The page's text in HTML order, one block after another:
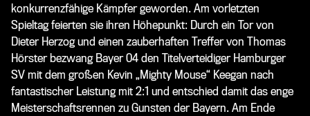
konkurrenzfähige Kämpfer geworden. Am vorletzten
Spieltag feierten sie ihren Höhepunkt: Durch ein Tor von
Dieter Herzog und einen zauberhaften Treffer von Thomas
Hörster bezwang Bayer 04 den Titelverteidiger Hamburger
SV mit dem großen Kevin „Mighty Mouse“ Keegan nach
fantastischer Leistung mit 2:1 und entschied damit das enge
Meisterschaftsrennen zu Gunsten der Bayern. Am Ende